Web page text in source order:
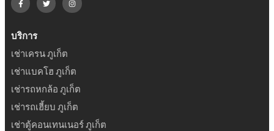
บริการ
เช่าเครน ภูเก็ต
เช่าแบคโฮ ภูเก็ต
เช่ารถหกล้อ ภูเก็ต
เช่ารถเฮี้ยบ ภูเก็ต
เช่าตู้คอนเทนเนอร์ ภูเก็ต